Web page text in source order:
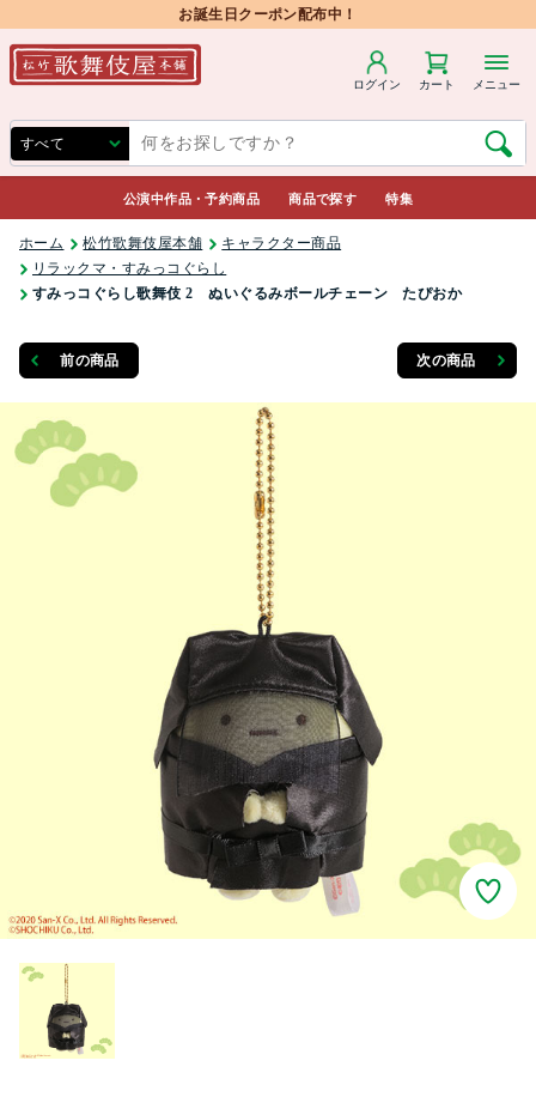
お誕生日クーポン配布中！
ログイン カート メニュー
公演中作品・予約商品 商品で探す 特集
ホーム 松竹歌舞伎屋本舗
キャラクター商品
リラックマ・すみっコぐらし
すみっコぐらし歌舞伎 2 ぬいぐるみボールチェーン たぴおか
前の商品 次の商品